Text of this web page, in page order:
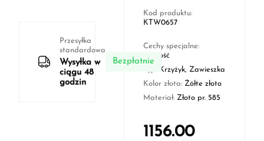
Przesyłka
standardowa
Wysyłka w
ciągu 48
godzin
Bezpłatnie
Kod produktu:
KTW0657
Cechy specjalne:
Nowość
Krzyżyk, Zawieszka
Kolor złota: Żółte złoto
Materiał: Złoto pr. 585
1156.00